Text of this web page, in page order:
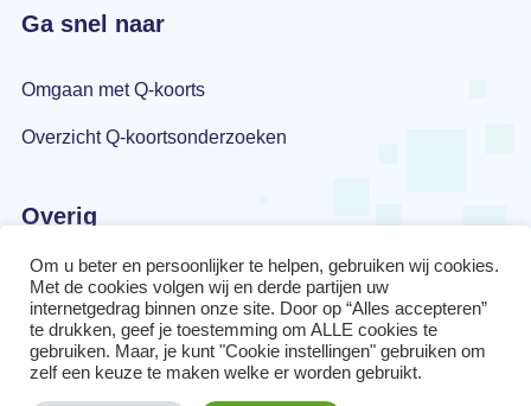
Ga snel naar
Omgaan met Q-koorts
Overzicht Q-koortsonderzoeken
Overig
Privacyverklaring
Disclaimer
Cookiebeleid
Om u beter en persoonlijker te helpen, gebruiken wij cookies.
Met de cookies volgen wij en derde partijen uw
internetgedrag binnen onze site. Door op “Alles accepteren”
te drukken, geef je toestemming om ALLE cookies te
gebruiken. Maar, je kunt "Cookie instellingen" gebruiken om
zelf een keuze te maken welke er worden gebruikt.